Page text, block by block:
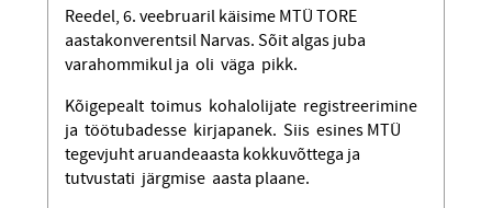
Reedel, 6. veebruaril käisime MTÜ TORE
aastakonverentsil Narvas. Sõit algas juba
varahommikul ja oli väga pikk.
Kõigepealt toimus kohalolijate regist­reerimine
ja töötubadesse kirjapanek. Siis esines MTÜ
tegevjuht aruandeaasta kokkuvõttega ja
tutvustati järgmise aasta plaane.